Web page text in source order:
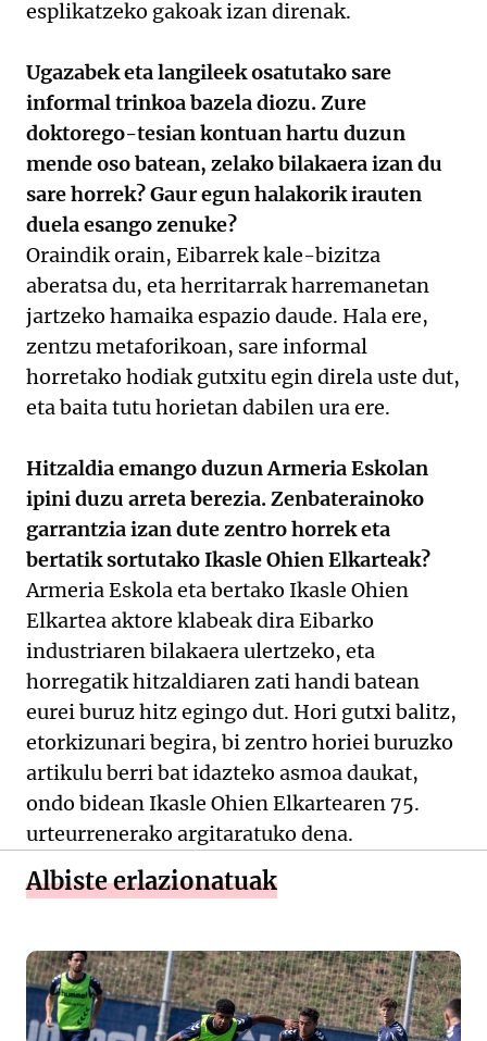
esplikatzeko gakoak izan direnak.
Ugazabek eta langileek osatutako sare
informal trinkoa bazela diozu. Zure
doktorego-tesian kontuan hartu duzun
mende oso batean, zelako bilakaera izan du
sare horrek? Gaur egun halakorik irauten
duela esango zenuke?
Oraindik orain, Eibarrek kale-bizitza
aberatsa du, eta herritarrak harremanetan
jartzeko hamaika espazio daude. Hala ere,
zentzu metaforikoan, sare informal
horretako hodiak gutxitu egin direla uste dut,
eta baita tutu horietan dabilen ura ere.
Hitzaldia emango duzun Armeria Eskolan
ipini duzu arreta berezia. Zenbaterainoko
garrantzia izan dute zentro horrek eta
bertatik sortutako Ikasle Ohien Elkarteak?
Armeria Eskola eta bertako Ikasle Ohien
Elkartea aktore klabeak dira Eibarko
industriaren bilakaera ulertzeko, eta
horregatik hitzaldiaren zati handi batean
eurei buruz hitz egingo dut. Hori gutxi balitz,
etorkizunari begira, bi zentro horiei buruzko
artikulu berri bat idazteko asmoa daukat,
ondo bidean Ikasle Ohien Elkartearen 75.
urteurrenerako argitaratuko dena.
Albiste erlazionatuak